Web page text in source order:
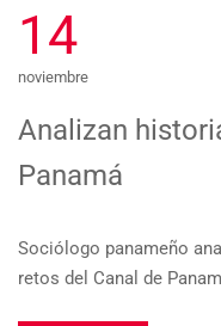
14
noviembre
Analizan
Panamá
Sociólogo panameño
retos del Canal de